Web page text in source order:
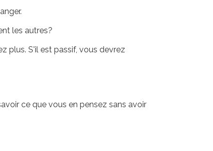
les autres?
plus. S'il est passif, vous devrez
ce que vous en pensez sans avoir